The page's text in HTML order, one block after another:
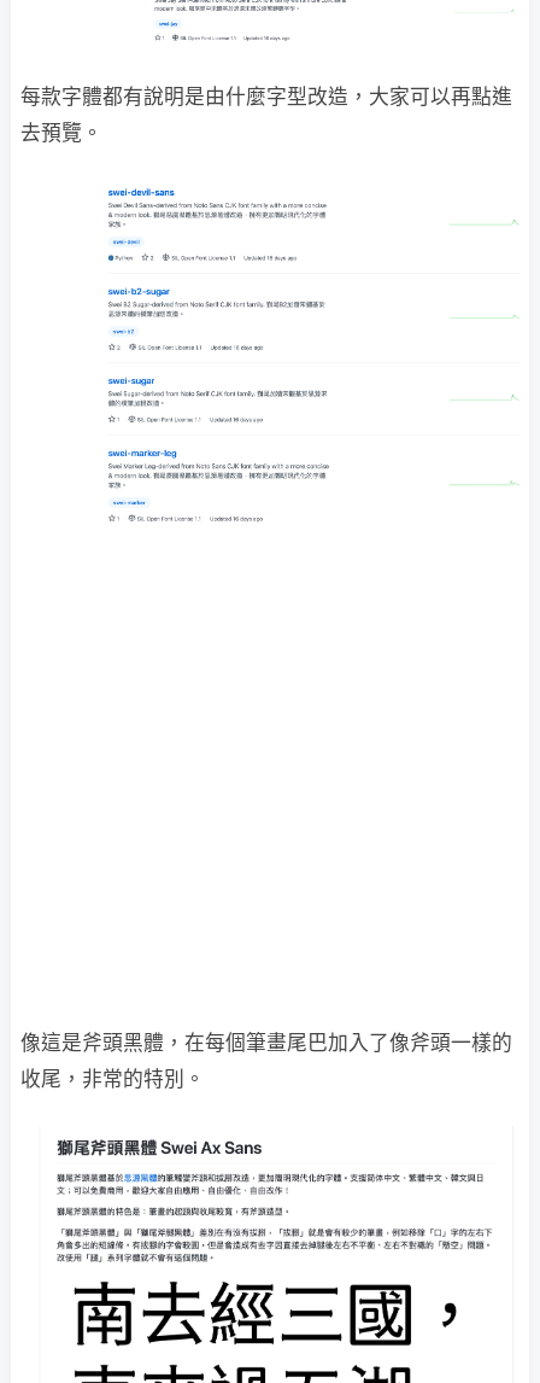
每款字體都有說明是由什麼字型改造，大家可以再點進
去預覽。
像這是斧頭黑體，在每個筆畫尾巴加入了像斧頭一樣的
收尾，非常的特別。